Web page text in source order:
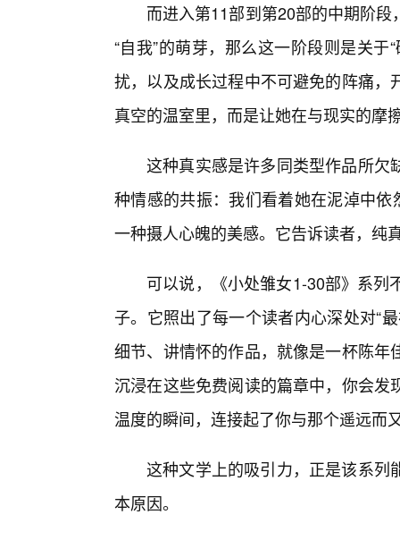
而进入第11部到第20部的中期阶
“自我”的萌芽，那么这一阶段则是关
扰，以及成长过程中不可避免的阵痛
真空的温室里，而是让她在与现实的摩
这种真实感是许多同类型作品所欠
种情感的共振：我们看着她在泥淖中
一种摄人心魄的美感。它告诉读者，纯
可以说，《小处雏女1-30部》系
子。它照出了每一个读者内心深处对“
细节、讲情怀的作品，就像是一杯陈
沉浸在这些免费阅读的篇章中，你会
温度的瞬间，连接起了你与那个遥远而
这种文学上的吸引力，正是该系列
本原因。